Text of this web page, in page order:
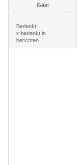
Gast
Bedankt:
x bedankt in
berichten